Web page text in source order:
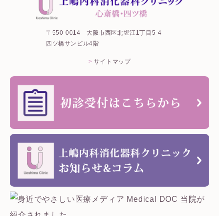
〒550-0014 大阪市西区北堀江1丁目5-4
四ツ橋サンビル4階
サイトマップ